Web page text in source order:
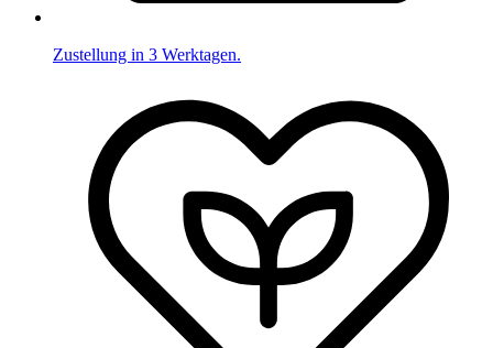
Zustellung in 3 Werktagen.